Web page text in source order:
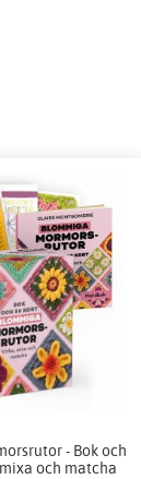
- Bok och
och matcha